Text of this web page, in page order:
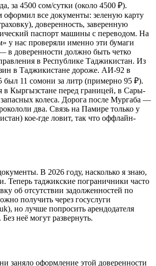
за 4500 сом/сутки (около 4500 ₽).
оформил все документы: зеленую карту
доверенность, заверенную
паспорт машины с переводом. На
у нас проверяли именно эти бумаги
в доверенности должно быть четко
в Республике Таджикистан. Из
в Таджикистане дороже. АИ-92 в
был 11 сомони за литр (примерно 95 ₽).
в Кыргызстане перед границей, в Сары-
колеса. Дорога после Мургаба —
два. Связь на Памире только у
кое-где ловит, так что оффлайн-
В 2026 году, насколько я знаю,
Теперь таджикские пограничники часто
об отсутствии задолженностей по
получить через госуслуги
но лучше попросить арендодателя
Без неё могут развернуть.
заняло оформление этой доверенности